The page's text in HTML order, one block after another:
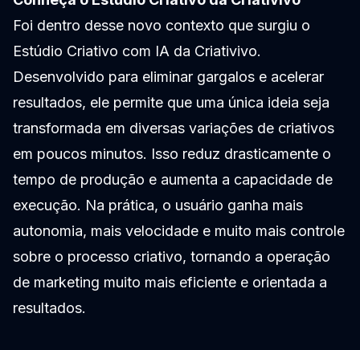
Foi dentro desse novo contexto que surgiu o
Estúdio Criativo com IA da Criativivo.
Desenvolvido para eliminar gargalos e acelerar
resultados, ele permite que uma única ideia seja
transformada em diversas variações de criativos
em poucos minutos. Isso reduz drasticamente o
tempo de produção e aumenta a capacidade de
execução. Na prática, o usuário ganha mais
autonomia, mais velocidade e muito mais controle
sobre o processo criativo, tornando a operação
de marketing muito mais eficiente e orientada a
resultados.